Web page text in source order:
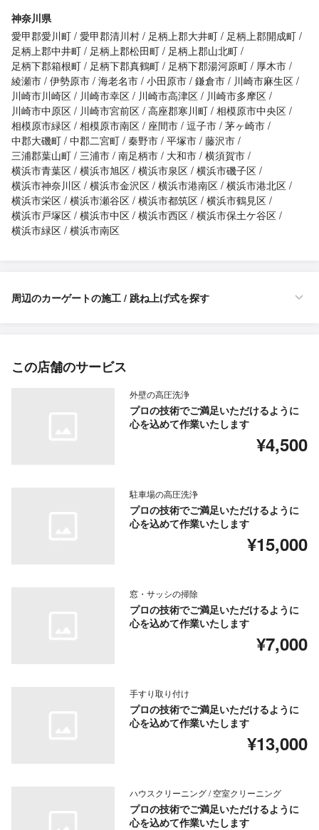
神奈川県
愛甲郡愛川町 愛甲郡清川村 足柄上郡大井町
足柄上郡開成町
足柄上郡中井町
足柄上郡松田町
足柄上郡山北町
足柄下郡箱根町
足柄下郡真鶴町 足柄下郡湯河原町
厚木市
綾瀬市 伊勢原市 海老名市 小田原市 鎌倉市
川崎市麻生区
川崎市川崎区
川崎市幸区 川崎市高津区
川崎市多摩区
川崎市中原区
川崎市宮前区 高座郡寒川町 相模原市中央区
相模原市緑区 相模原市南区 座間市 逗子市 茅ヶ崎市
中郡大磯町 中郡二宮町 秦野市 平塚市 藤沢市
三浦郡葉山町 三浦市 南足柄市 大和市 横須賀市
横浜市青葉区 横浜市旭区 横浜市泉区 横浜市磯子区
横浜市神奈川区 横浜市金沢区 横浜市港南区 横浜市港北区
横浜市栄区 横浜市瀬谷区 横浜市都筑区 横浜市鶴見区
横浜市戸塚区 横浜市中区 横浜市西区 横浜市保土ケ谷区
横浜市緑区 横浜市南区
周辺のカーゲートの施工 / 跳ね上げ式を探す
この店舗のサービス
外壁の高圧洗浄
プロの技術でご満足いただけるように
心を込めて作業いたします
¥4,500
駐車場の高圧洗浄
プロの技術でご満足いただけるように
心を込めて作業いたします
¥15,000
窓・サッシの掃除
プロの技術でご満足いただけるように
心を込めて作業いたします
¥7,000
手すり取り付け
プロの技術でご満足いただけるように
心を込めて作業いたします
¥13,000
ハウスクリーニング / 空室クリーニング
プロの技術でご満足いただけるように
心を込めて作業いたします